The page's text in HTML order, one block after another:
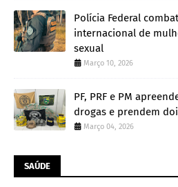
Polícia Federal
internacional de
sexual
Março 10, 2026
PF, PRF e PM
drogas e prendem
Março 04, 2026
SAÚDE